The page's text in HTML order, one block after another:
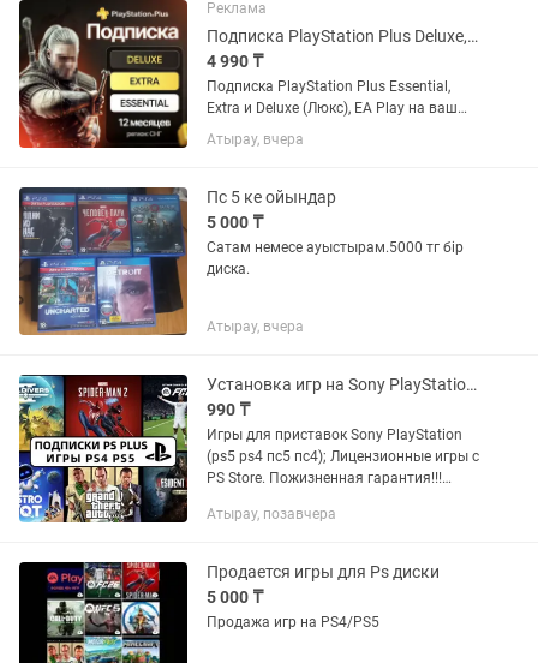
запросу. Работают на PS4 и...
Реклама
Подписка PlayStation Plus Deluxe, Extra, Essential и EA Play
4 990 ₸
Подписка PlayStation Plus Essential,
Extra и Deluxe (Люкс), EA Play на ваш
украинский или турецкий аккаунт. Если
аккаунта нет - открою новый. Почти во
русская...
Атырау, вчера
Пс 5 ке ойындар
5 000 ₸
Сатам немесе ауыстырам.5000 тг бір
диска.
Атырау, вчера
Установка игр на Sony PlayStation 4/5 игры PS5/ПС5/PS4/ПС4
990 ₸
Игры для приставок Sony PlayStation
(ps5 ps4 пс5 пс4); Лицензионные игры с
PS Store. Пожизненная гарантия!!!
Атырау, позавчера
Продается игры для Ps диски
5 000 ₸
Продажа игр на PS4/PS5